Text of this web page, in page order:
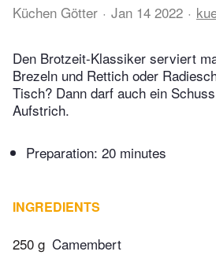
Küchen Götter Jan 14 2022
Den Brotzeit-Klassiker serviert
Brezeln und Rettich oder
Tisch? Dann darf auch ein
Aufstrich.
Preparation: 20 minutes
INGREDIENTS
250 g Camembert